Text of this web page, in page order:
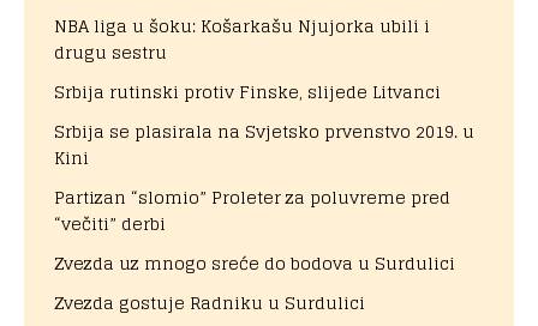
NBA liga u šoku: Košarkašu Njujorka ubili i
drugu sestru
Srbija rutinski protiv Finske, slijede Litvanci
Srbija se plasirala na Svjetsko prvenstvo 2019. u
Kini
Partizan “slomio” Proleter za poluvreme pred
“večiti” derbi
Zvezda uz mnogo sreće do bodova u Surdulici
Zvezda gostuje Radniku u Surdulici